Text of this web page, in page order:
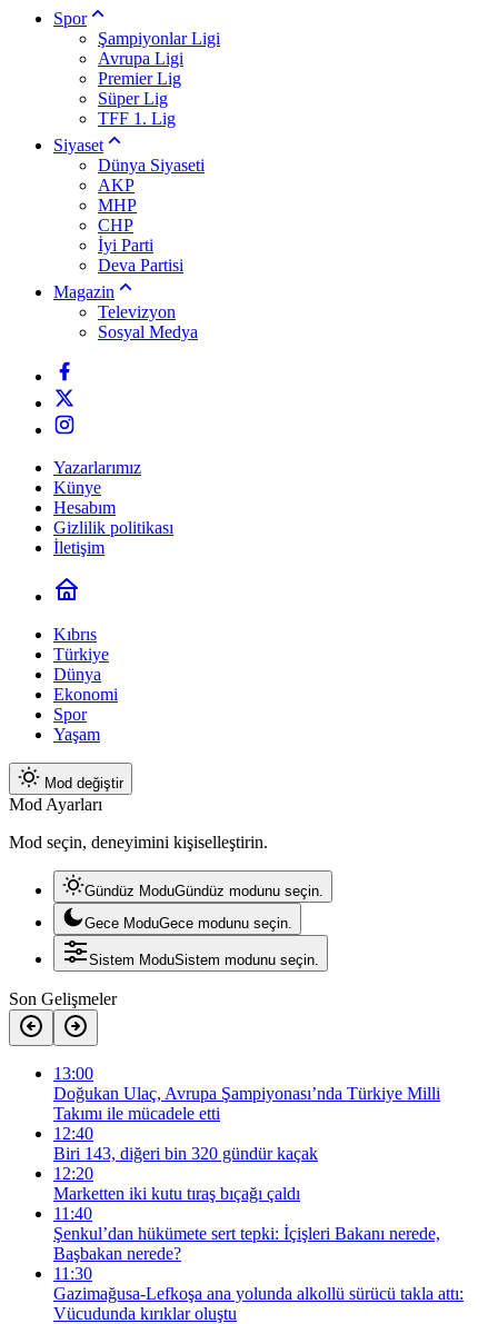
Spor
Şampiyonlar Ligi
Avrupa Ligi
Premier Lig
Süper Lig
TFF 1. Lig
Siyaset
Dünya Siyaseti
AKP
MHP
CHP
İyi Parti
Deva Partisi
Magazin
Televizyon
Sosyal Medya
Yazarlarımız
Künye
Hesabım
Gizlilik politikası
İletişim
Kıbrıs
Türkiye
Dünya
Ekonomi
Spor
Yaşam
Mod değiştir
Mod Ayarları
Mod seçin, deneyimini kişiselleştirin.
Gündüz ModuGündüz modunu seçin.
Gece ModuGece modunu seçin.
Sistem ModuSistem modunu seçin.
Son Gelişmeler
13:00
Doğukan Ulaç, Avrupa Şampiyonası’nda Türkiye Milli
Takımı ile mücadele etti
12:40
Biri 143, diğeri bin 320 gündür kaçak
12:20
Marketten iki kutu tıraş bıçağı çaldı
11:40
Şenkul’dan hükümete sert tepki: İçişleri Bakanı nerede,
Başbakan nerede?
11:30
Gazimağusa-Lefkoşa ana yolunda alkollü sürücü takla attı:
Vücudunda kırıklar oluştu